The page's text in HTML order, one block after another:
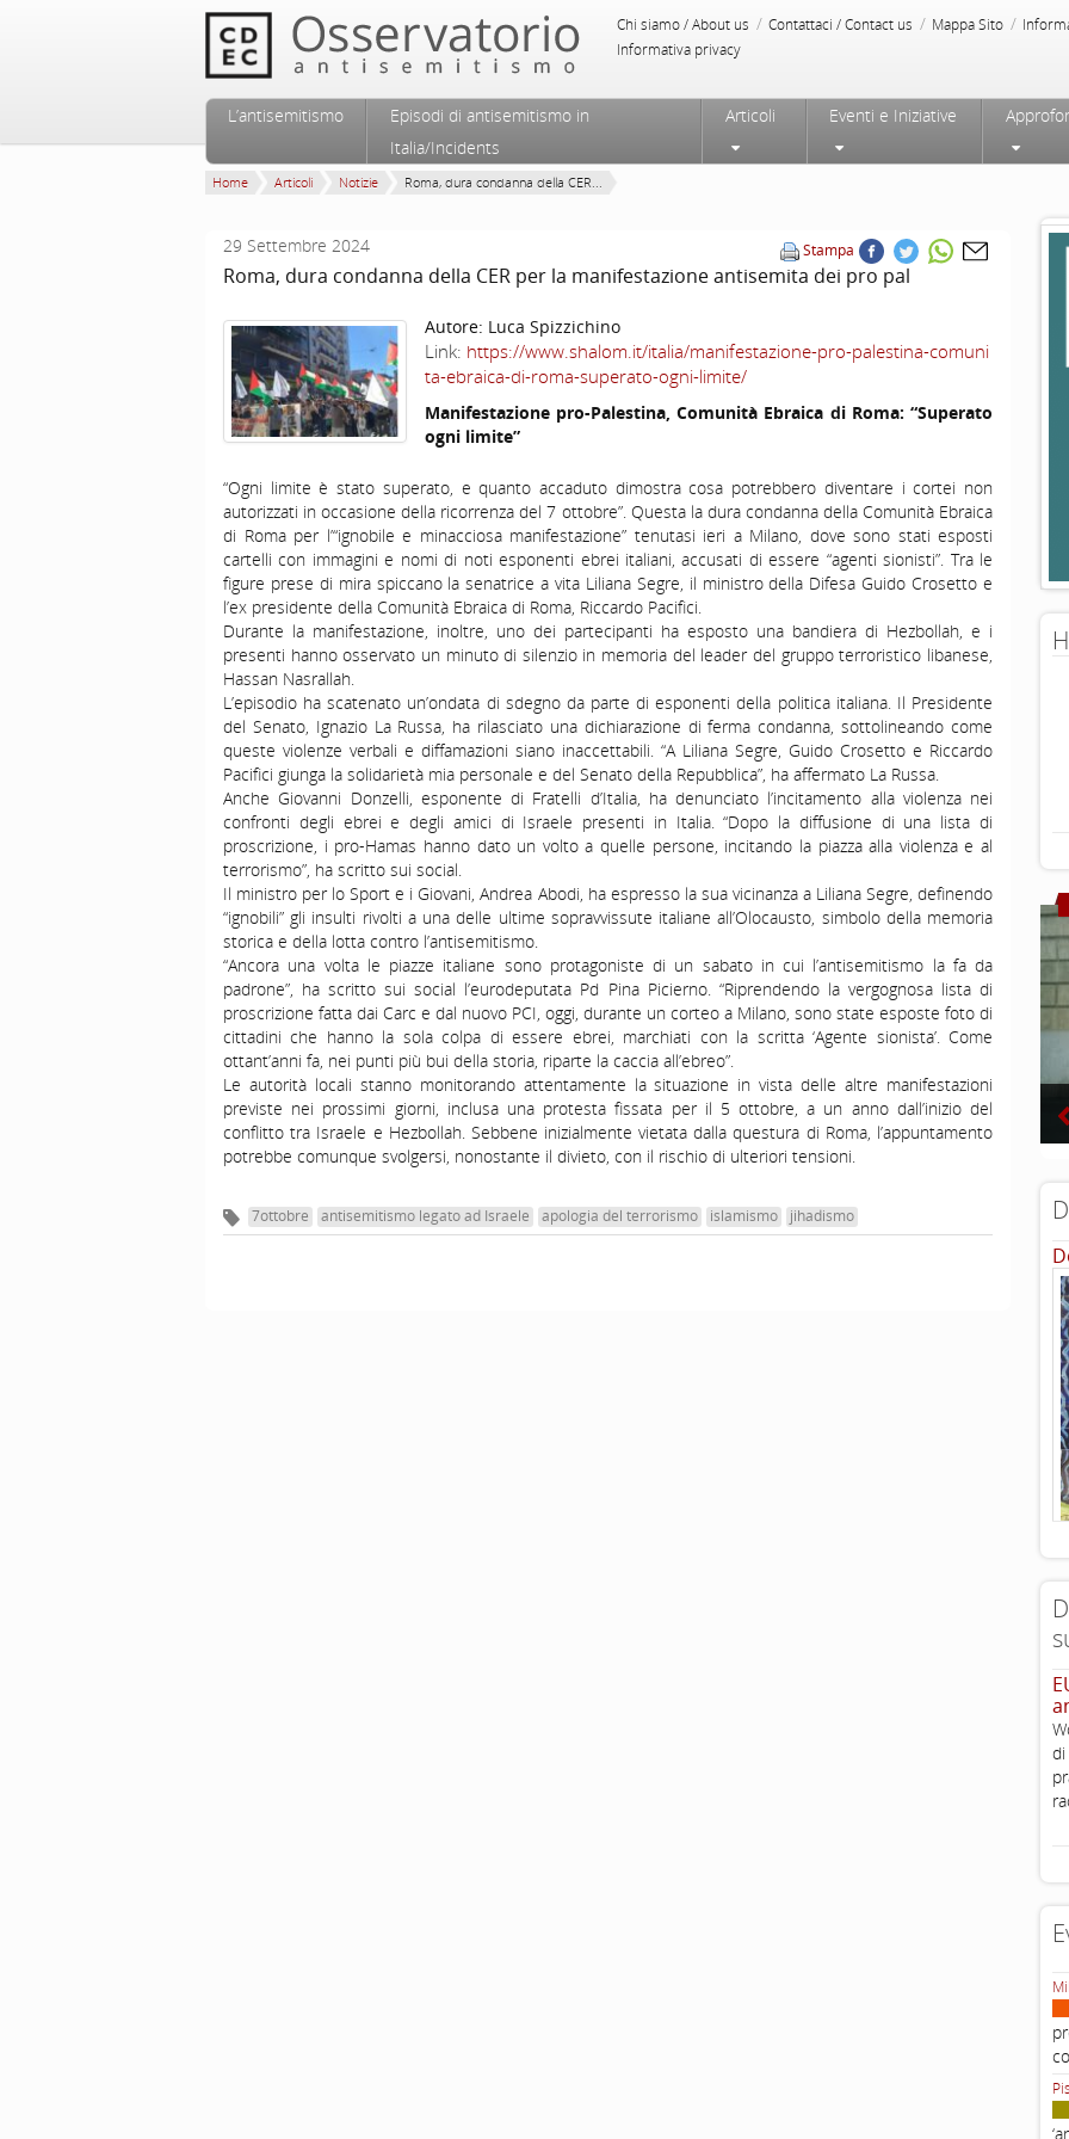
Chi siamo / About us / Contattaci / Contact us / Mappa Sito /
Informativa privacy
Menu principale
Vai al contenuto principale
Vai al contenuto secondario
L’antisemitismo
Episodi di antisemitismo in
Italia/Incidents
Articoli Eventi e Iniziative
Home Articoli Notizie Roma, dura condanna della CER...
Stampa
29 Settembre 2024
Roma, dura condanna della CER per la manifestazione antisemita dei pro pal
Autore: Luca Spizzichino
Link: https://www.shalom.it/italia/manifestazione-pro-palestina-comuni
ta-ebraica-di-roma-superato-ogni-limite/
Manifestazione pro-Palestina, Comunità Ebraica di Roma: “Superato
ogni limite”
“Ogni limite è stato superato, e quanto accaduto dimostra cosa potrebbero diventare i cortei non
autorizzati in occasione della ricorrenza del 7 ottobre”. Questa la dura condanna della Comunità Ebraica
di Roma per l’“ignobile e minacciosa manifestazione” tenutasi ieri a Milano, dove sono stati esposti
cartelli con immagini e nomi di noti esponenti ebrei italiani, accusati di essere “agenti sionisti”. Tra le
figure prese di mira spiccano la senatrice a vita Liliana Segre, il ministro della Difesa Guido Crosetto e
l’ex presidente della Comunità Ebraica di Roma, Riccardo Pacifici.
Durante la manifestazione, inoltre, uno dei partecipanti ha esposto una bandiera di Hezbollah, e i
presenti hanno osservato un minuto di silenzio in memoria del leader del gruppo terroristico libanese,
Hassan Nasrallah.
L’episodio ha scatenato un’ondata di sdegno da parte di esponenti della politica italiana. Il Presidente
del Senato, Ignazio La Russa, ha rilasciato una dichiarazione di ferma condanna, sottolineando come
queste violenze verbali e diffamazioni siano inaccettabili. “A Liliana Segre, Guido Crosetto e Riccardo
Pacifici giunga la solidarietà mia personale e del Senato della Repubblica”, ha affermato La Russa.
Anche Giovanni Donzelli, esponente di Fratelli d’Italia, ha denunciato l’incitamento alla violenza nei
confronti degli ebrei e degli amici di Israele presenti in Italia. “Dopo la diffusione di una lista di
proscrizione, i pro-Hamas hanno dato un volto a quelle persone, incitando la piazza alla violenza e al
terrorismo”, ha scritto sui social.
Il ministro per lo Sport e i Giovani, Andrea Abodi, ha espresso la sua vicinanza a Liliana Segre, definendo
“ignobili” gli insulti rivolti a una delle ultime sopravvissute italiane all’Olocausto, simbolo della memoria
storica e della lotta contro l’antisemitismo.
“Ancora una volta le piazze italiane sono protagoniste di un sabato in cui l’antisemitismo la fa da
padrone”, ha scritto sui social l’eurodeputata Pd Pina Picierno. “Riprendendo la vergognosa lista di
proscrizione fatta dai Carc e dal nuovo PCI, oggi, durante un corteo a Milano, sono state esposte foto di
cittadini che hanno la sola colpa di essere ebrei, marchiati con la scritta ‘Agente sionista’. Come
ottant’anni fa, nei punti più bui della storia, riparte la caccia all’ebreo”.
Le autorità locali stanno monitorando attentamente la situazione in vista delle altre manifestazioni
previste nei prossimi giorni, inclusa una protesta fissata per il 5 ottobre, a un anno dall’inizio del
conflitto tra Israele e Hezbollah. Sebbene inizialmente vietata dalla questura di Roma, l’appuntamento
potrebbe comunque svolgersi, nonostante il divieto, con il rischio di ulteriori tensioni.
7ottobre antisemitismo legato ad Israele apologia del terrorismo islamismo jihadismo
...